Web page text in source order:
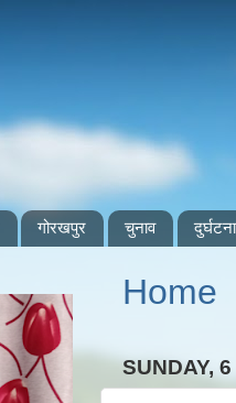
गोरखपुर चुनाव दुर्घटना
Home
SUNDAY,